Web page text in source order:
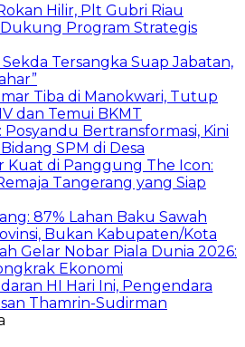
Hilir, Plt Gubri Riau
Program Strategis
Tersangka Suap Jabatan,
Tiba di Manokwari, Tutup
dan Temui BKMT
Bertransformasi, Kini
SPM di Desa
Kuat di Panggung The Icon:
Tangerang yang Siap
87% Lahan Baku Sawah
Bukan Kabupaten/Kota
Gelar Nobar Piala Dunia 2026:
Ekonomi
HI Hari Ini, Pengendara
Thamrin-Sudirman